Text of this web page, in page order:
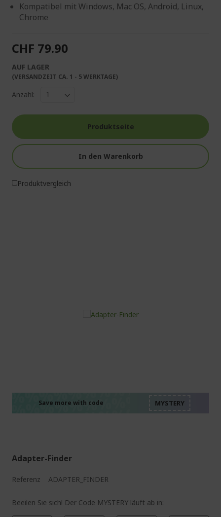
Kompatibel mit Windows, Mac OS, Android, Linux,
Chrome
CHF 79.90
AUF LAGER
(VERSANDZEIT CA. 1 - 5 WERKTAGE)
Anzahl:
Produktseite
In den Warenkorb
Produktvergleich
Save more with code
Adapter-Finder
Referenz ADAPTER_FINDER
Beeilen Sie sich! Der Code MYSTERY läuft ab in: